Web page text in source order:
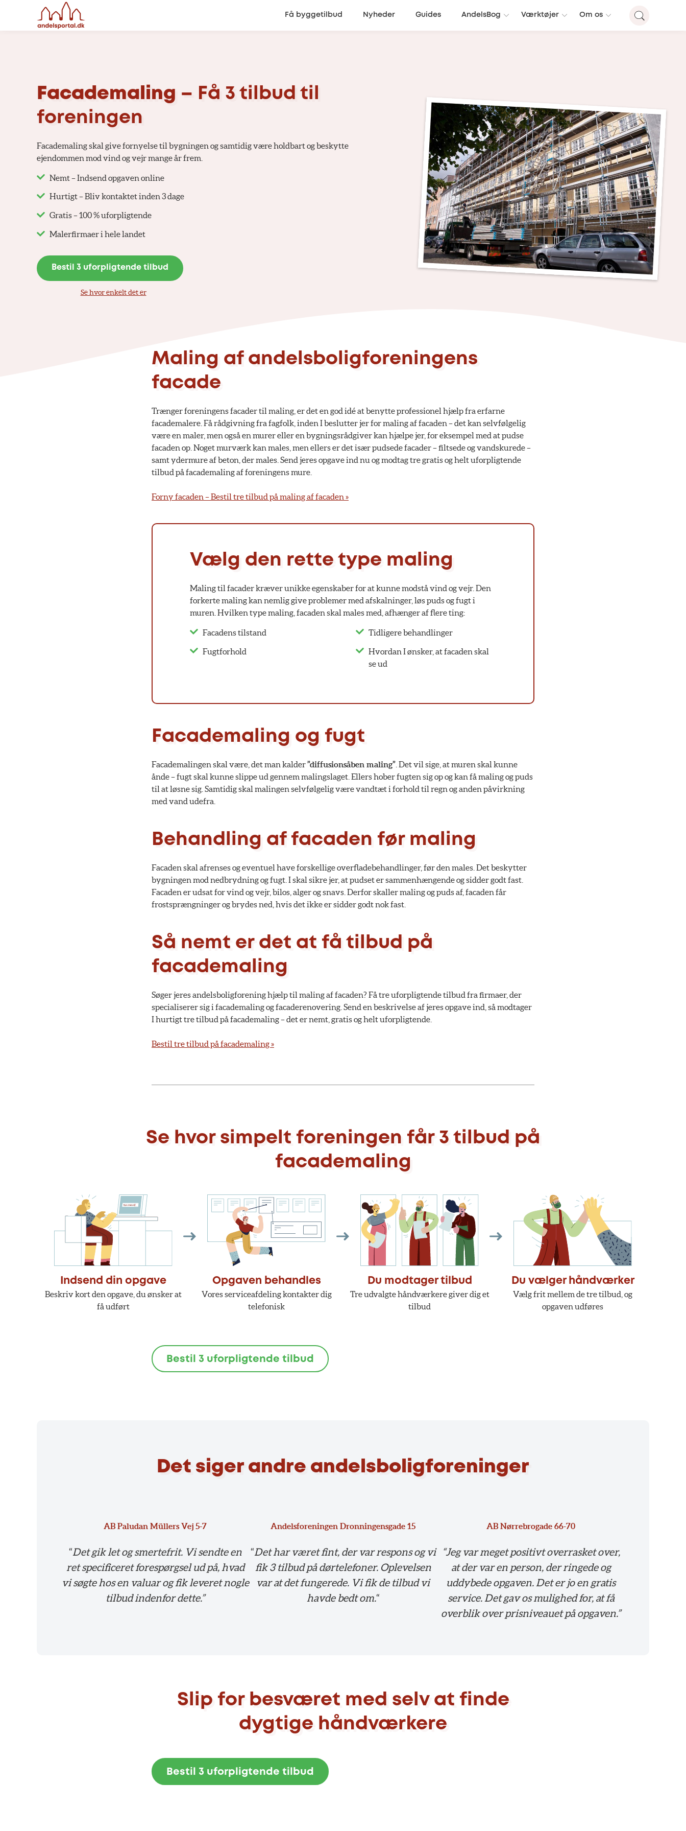
Få byggetilbud Nyheder Guides AndelsBog Værktøjer Om os
Facademaling – Få 3 tilbud til
foreningen
Facademaling skal give fornyelse til bygningen og samtidig være holdbart og beskytte
ejendommen mod vind og vejr mange år frem.
Nemt – Indsend opgaven online
Hurtigt – Bliv kontaktet inden 3 dage
Gratis – 100 % uforpligtende
Malerfirmaer i hele landet
Bestil 3 uforpligtende tilbud
Se hvor enkelt det er
Maling af andelsboligforeningens
facade
Trænger foreningens facader til maling, er det en god idé at benytte professionel hjælp fra erfarne
facademalere. Få rådgivning fra fagfolk, inden I beslutter jer for maling af facaden – det kan selvfølgelig
være en maler, men også en murer eller en bygningsrådgiver kan hjælpe jer, for eksempel med at pudse
facaden op. Noget murværk kan males, men ellers er det især pudsede facader – filtsede og vandskurede –
samt ydermure af beton, der males. Send jeres opgave ind nu og modtag tre gratis og helt uforpligtende
tilbud på facademaling af foreningens mure.
Forny facaden – Bestil tre tilbud på maling af facaden »
Vælg den rette type maling
Maling til facader kræver unikke egenskaber for at kunne modstå vind og vejr. Den
forkerte maling kan nemlig give problemer med afskalninger, løs puds og fugt i
muren. Hvilken type maling, facaden skal males med, afhænger af flere ting:
Facadens tilstand
Fugtforhold
Tidligere behandlinger
Hvordan I ønsker, at facaden skal
se ud
Facademaling og fugt
Facademalingen skal være, det man kalder”diffusionsåben maling” . Det vil sige, at muren skal kunne
ånde – fugt skal kunne slippe ud gennem malingslaget. Ellers hober fugten sig op og kan få maling og puds
til at løsne sig. Samtidig skal malingen selvfølgelig være vandtæt i forhold til regn og anden påvirkning
med vand udefra.
Behandling af facaden før maling
Facaden skal afrenses og eventuel have forskellige overfladebehandlinger, før den males. Det beskytter
bygningen mod nedbrydning og fugt. I skal sikre jer, at pudset er sammenhængende og sidder godt fast.
Facaden er udsat for vind og vejr, bilos, alger og snavs. Derfor skaller maling og puds af, facaden får
frostsprængninger og brydes ned, hvis det ikke er sidder godt nok fast.
Så nemt er det at få tilbud på
facademaling
Søger jeres andelsboligforening hjælp til maling af facaden? Få tre uforpligtende tilbud fra firmaer, der
specialiserer sig i facademaling og facaderenovering. Send en beskrivelse af jeres opgave ind, så modtager
I hurtigt tre tilbud på facademaling – det er nemt, gratis og helt uforpligtende.
Bestil tre tilbud på facademaling »
Se hvor simpelt foreningen får 3 tilbud på
facademaling
Indsend din opgave
Beskriv kort den opgave, du ønsker at
få udført
Opgaven behandles
Vores serviceafdeling kontakter dig
telefonisk
Du modtager tilbud
Tre udvalgte håndværkere giver dig et
tilbud
Du vælger håndværker
Vælg frit mellem de tre tilbud, og
opgaven udføres
Bestil 3 uforpligtende tilbud
Det siger andre andelsboligforeninger
AB Paludan Müllers Vej 5-7
“Det gik let og smertefrit. Vi sendte en
ret specificeret forespørgsel ud på, hvad
vi søgte hos en valuar og fik leveret nogle
tilbud indenfor dette.”
Andelsforeningen Dronningensgade 15
“Det har været fint, der var respons og vi
fik 3 tilbud på dørtelefoner. Oplevelsen
var at det fungerede. Vi fik de tilbud vi
havde bedt om.“
AB Nørrebrogade 66-70
“Jeg var meget positivt overrasket over,
at der var en person, der ringede og
uddybede opgaven. Det er jo en gratis
service. Det gav os mulighed for, at få
overblik over prisniveauet på opgaven.”
Slip for besværet med selv at finde
dygtige håndværkere
Bestil 3 uforpligtende tilbud